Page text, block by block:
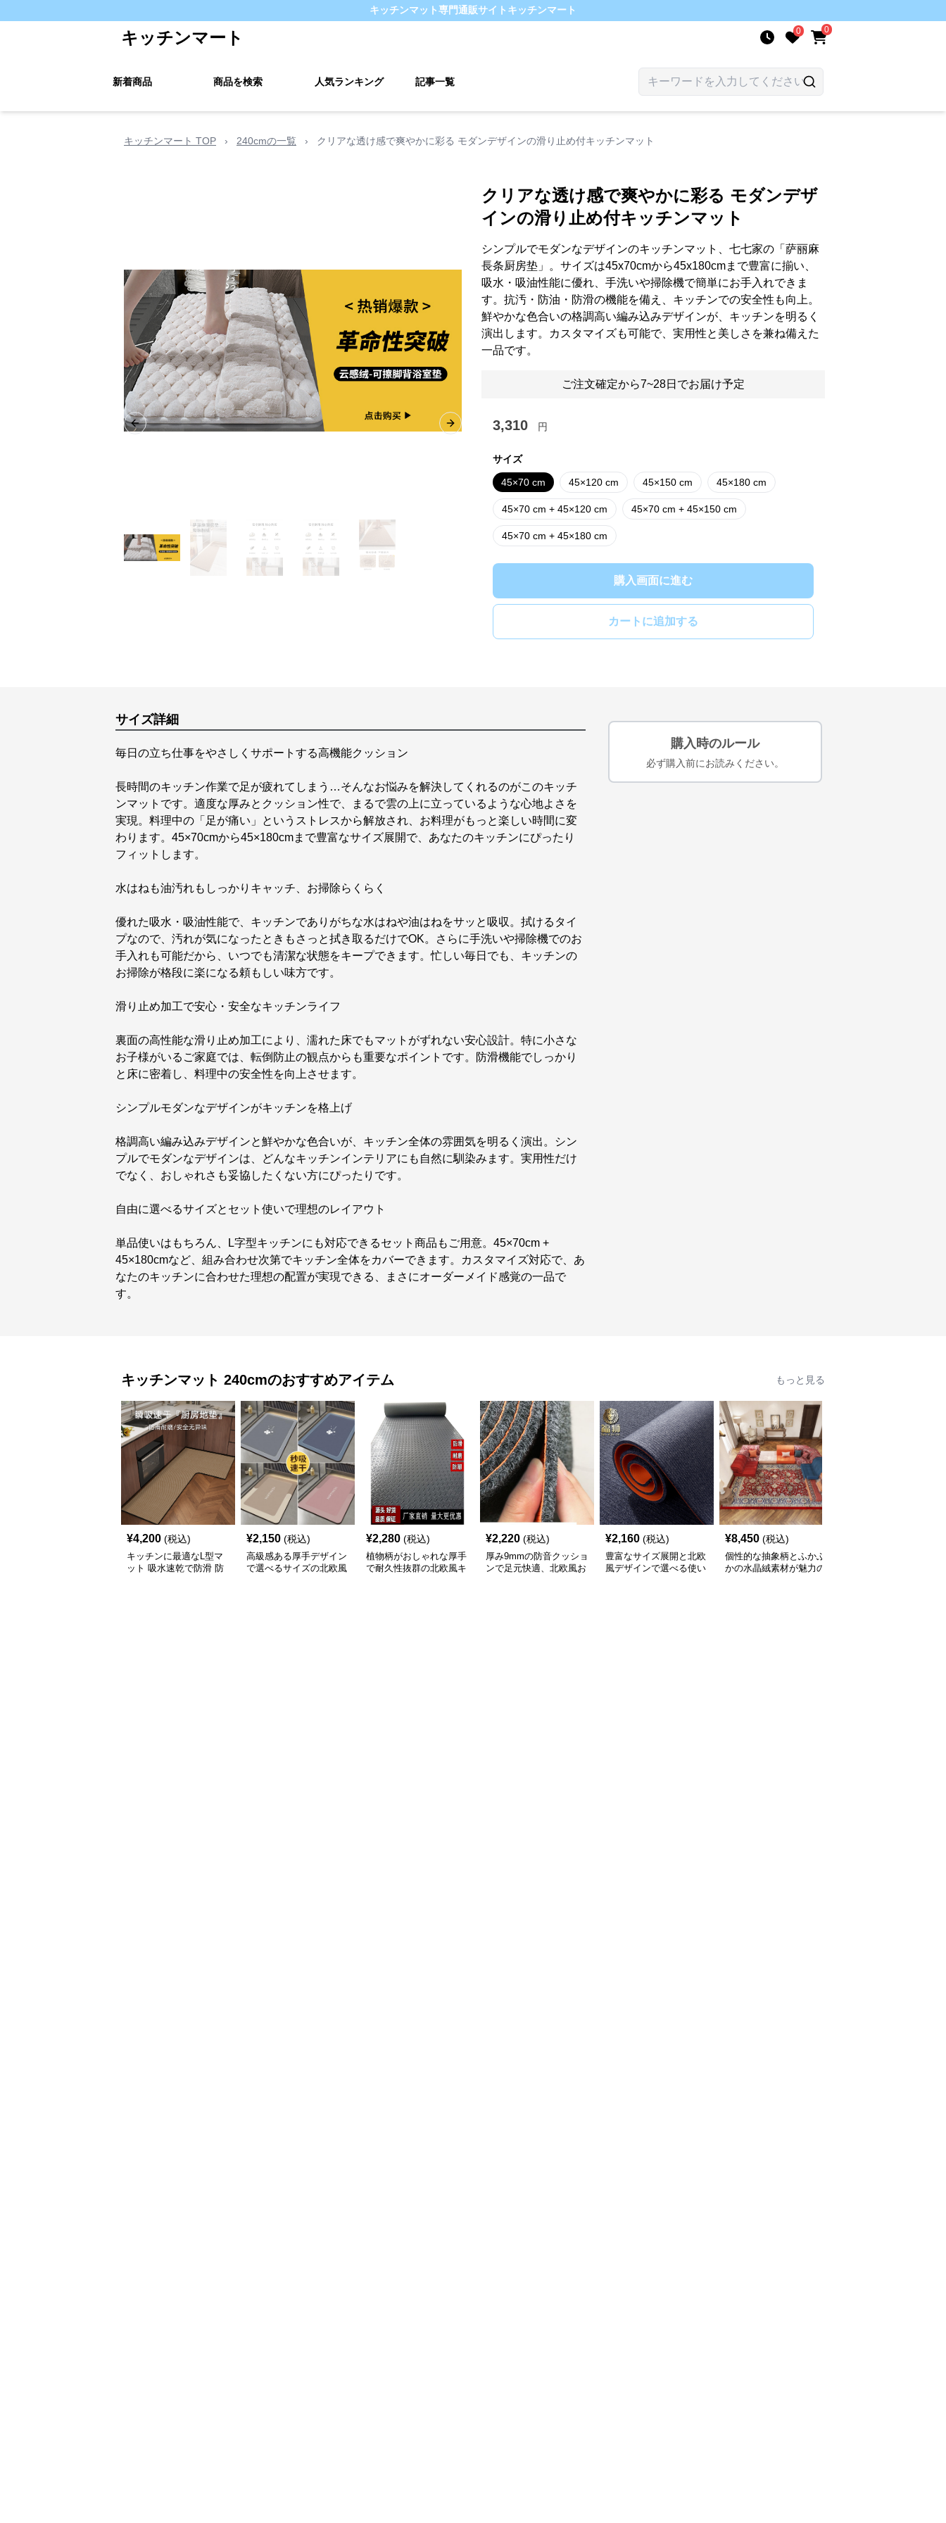
キッチンマット専門通販サイト キッチンマート
キッチンマート 0 0
新着商品 商品を検索 人気ランキング 記事一覧
キッチンマート TOP › 240cmの一覧 › クリアな透け感で爽やかに彩る モダンデザインの滑り止め付キッチンマット
Previous slide Next slide
クリアな透け感で爽やかに彩る モダンデザ
インの滑り止め付キッチンマット
シンプルでモダンなデザインのキッチンマット、七七家の「萨丽麻
長条厨房垫」。サイズは45x70cmから45x180cmまで豊富に揃い、
吸水・吸油性能に優れ、手洗いや掃除機で簡単にお手入れできま
す。抗汚・防油・防滑の機能を備え、キッチンでの安全性も向上。
鮮やかな色合いの格調高い編み込みデザインが、キッチンを明るく
演出します。カスタマイズも可能で、実用性と美しさを兼ね備えた
一品です。
ご注文確定から7~28日でお届け予定
3,310 円
サイズ
45×70 cm 45×120 cm 45×150 cm 45×180 cm
45×70 cm + 45×120 cm 45×70 cm + 45×150 cm
45×70 cm + 45×180 cm
購入画面に進む
カートに追加する
サイズ詳細
毎日の立ち仕事をやさしくサポートする高機能クッション
長時間のキッチン作業で足が疲れてしまう…そんなお悩みを解決してくれるのがこのキッチ
ンマットです。適度な厚みとクッション性で、まるで雲の上に立っているような心地よさを
実現。料理中の「足が痛い」というストレスから解放され、お料理がもっと楽しい時間に変
わります。45×70cmから45×180cmまで豊富なサイズ展開で、あなたのキッチンにぴったり
フィットします。
水はねも油汚れもしっかりキャッチ、お掃除らくらく
優れた吸水・吸油性能で、キッチンでありがちな水はねや油はねをサッと吸収。拭けるタイ
プなので、汚れが気になったときもさっと拭き取るだけでOK。さらに手洗いや掃除機でのお
手入れも可能だから、いつでも清潔な状態をキープできます。忙しい毎日でも、キッチンの
お掃除が格段に楽になる頼もしい味方です。
滑り止め加工で安心・安全なキッチンライフ
裏面の高性能な滑り止め加工により、濡れた床でもマットがずれない安心設計。特に小さな
お子様がいるご家庭では、転倒防止の観点からも重要なポイントです。防滑機能でしっかり
と床に密着し、料理中の安全性を向上させます。
シンプルモダンなデザインがキッチンを格上げ
格調高い編み込みデザインと鮮やかな色合いが、キッチン全体の雰囲気を明るく演出。シン
プルでモダンなデザインは、どんなキッチンインテリアにも自然に馴染みます。実用性だけ
でなく、おしゃれさも妥協したくない方にぴったりです。
自由に選べるサイズとセット使いで理想のレイアウト
単品使いはもちろん、L字型キッチンにも対応できるセット商品もご用意。45×70cm +
45×180cmなど、組み合わせ次第でキッチン全体をカバーできます。カスタマイズ対応で、あ
なたのキッチンに合わせた理想の配置が実現できる、まさにオーダーメイド感覚の一品で
す。
購入時のルール
必ず購入前にお読みください。
キッチンマット 240cmのおすすめアイテム もっと見る
¥4,200 (税込)
キッチンに最適なL型マ
ット 吸水速乾で防滑 防
¥2,150 (税込)
高級感ある厚手デザイン
で選べるサイズの北欧風
¥2,280 (税込)
植物柄がおしゃれな厚手
で耐久性抜群の北欧風キ
¥2,220 (税込)
厚み9mmの防音クッショ
ンで足元快適、北欧風お
¥2,160 (税込)
豊富なサイズ展開と北欧
風デザインで選べる使い
¥8,450 (税込)
個性的な抽象柄とふかふ
かの水晶絨素材が魅力の